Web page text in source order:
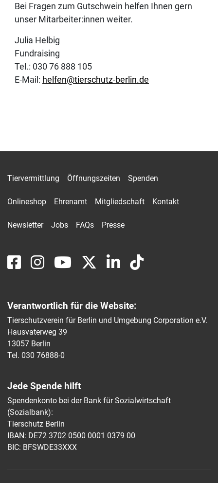
Bei Fragen zum Gutschwein helfen Ihnen gern
unser Mitarbeiter:innen weiter.
Julia Helbig
Fundraising
Tel.: 030 76 888 105
E-Mail: helfen@tierschutz-berlin.de
Tiervermittlung Öffnungszeiten Spenden
Onlineshop Ehrenamt Mitgliedschaft Kontakt
Newsletter Jobs FAQs Presse
Verantwortlich für die Website:
Tierschutzverein für Berlin und Umgebung Corporation e.V.
Hausvaterweg 39
13057 Berlin
Tel. 030 76888-0
Jede Spende hilft
Spendenkonto bei der Bank für Sozialwirtschaft
(Sozialbank):
Tierschutz Berlin
IBAN: DE72 3702 0500 0001 0379 00
BIC: BFSWDE33XXX